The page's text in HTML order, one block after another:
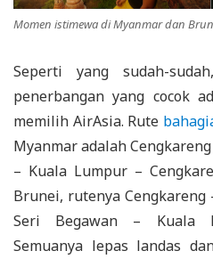
Momen istimewa di Myanmar dan
Seperti yang sudah-
penerbangan yang cocok
memilih AirAsia. Rute
Myanmar adalah
– Kuala Lumpur –
Brunei, rutenya
Seri Begawan – Kuala
Semuanya lepas landas